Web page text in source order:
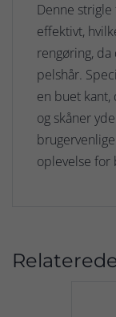
Denne
effektivt,
rengøring,
pelshår.
en buet
og skåner
oplevelse for